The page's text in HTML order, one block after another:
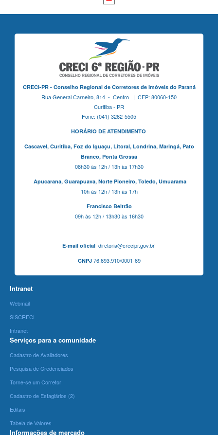
CRECI-PR - Conselho Regional de Corretores de Imóveis do Paraná
Rua General Carneiro, 814 - Centro | CEP: 80060-150
Curitiba - PR
Fone: (041) 3262-5505
HORÁRIO DE ATENDIMENTO
Cascavel, Curitiba,Foz do Iguaçu, Litoral, Londrina, Maringá, Pato
Branco, Ponta Grossa
08h30 às 12h / 13h às 17h30
Apucarana, Guarapuava, Norte Pioneiro, Toledo, Umuarama
10h às 12h / 13h às 17h
Francisco Beltrão
09h às 12h / 13h30 às 16h30
E-mail oficialdiretoria@crecipr.gov.br
CNPJ76.693.910/0001-69
Intranet
Webmail
SISCRECI
Intranet
Serviços para a comunidade
Cadastro de Avaliadores
Pesquisa de Credenciados
Torne-se um Corretor
Cadastro de Estagiários (2)
Editais
Tabela de Valores
Informações de mercado